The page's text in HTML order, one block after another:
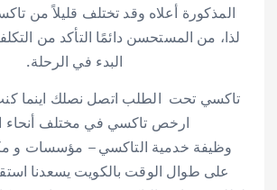
المذكورة أعلاه وقد تختلف قليلاً من
لذا، من المستحسن دائمًا التأكد من
البدء في الرحلة.
تاكسي تحت الطلب اتصل نصلك اينما
ارخص تاكسي في مختلف أنحاء
وظيفة خدمية التاكسي – مؤسسات و
على طوال الوقت بالكويت يسعدنا